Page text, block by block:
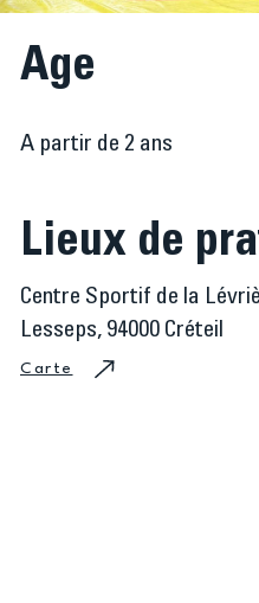
Age
A partir de 2 ans
Lieux de
Centre Sportif de la
Lesseps, 94000 Créteil​
Carte